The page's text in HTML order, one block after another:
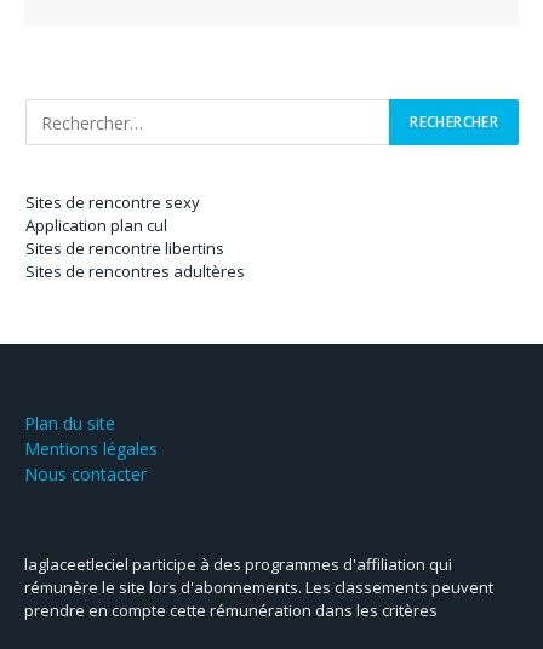
Sites de rencontre sexy
Application plan cul
Sites de rencontre libertins
Sites de rencontres adultères
Plan du site
Mentions légales
Nous contacter
laglaceetleciel participe à des programmes d'affiliation qui
rémunère le site lors d'abonnements. Les classements peuvent
prendre en compte cette rémunération dans les critères